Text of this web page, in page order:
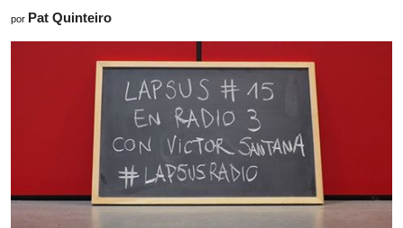
por Pat Quinteiro